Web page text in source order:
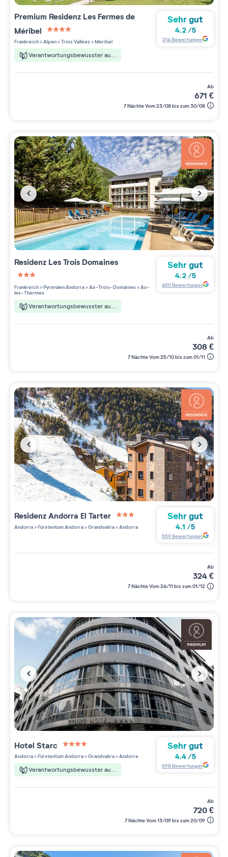
Premium Residenz Les Fermes de
Méribel
4 étoiles sur 5
Frankreich>Alpen>Trois Vallées>Méribel
Verantwortungsbewusster aufenthalt
Sehr gut
4.2/5
214Bewertungen
ab
671 €
7 Nächte Vom 23/08 bis zum 30/08
Residenz Les Trois Domaines
3 étoiles sur 5
Frankreich>Pyrenäen Andorra>Ax-Trois-Domaines>Ax-
les-Thermes
Verantwortungsbewusster aufenthalt
Sehr gut
4.2/5
450Bewertungen
ab
308€
7 Nächte Vom 25/10 bis zum 01/11
ResidenzAndorra El Tarter
3 étoiles sur 5
Andorra>Fürstentum Andorra>Grandvalira>Andorra
Sehr gut
4.1 /5
559Bewertungen
ab
324€
7 Nächte Vom 24/11 bis zum 01/12
Hotel Starc
4 étoiles sur 5
Andorra>Fürstentum Andorra>Grandvalira>Andorra
Verantwortungsbewusster aufenthalt
Sehr gut
4.4 /5
598Bewertungen
ab
720€
7 Nächte Vom 13/09 bis zum 20/09